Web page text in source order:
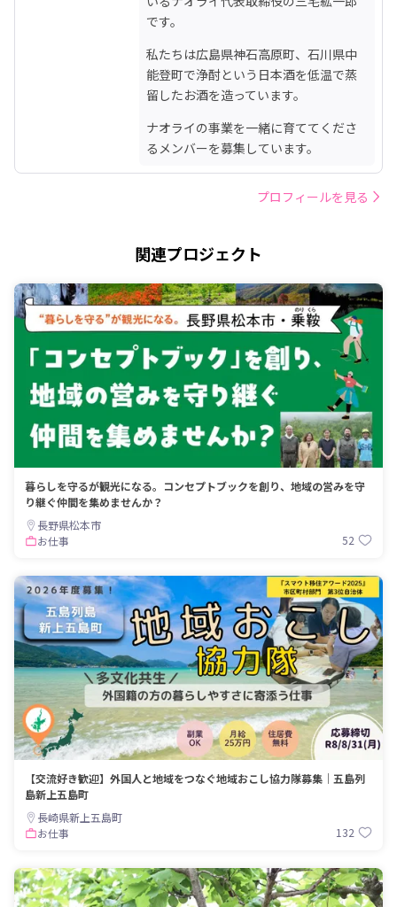
です。
私たちは広島県神石高原町、石川県中
能登町で浄酎という日本酒を低温で蒸
留したお酒を造っています。
ナオライの事業を一緒に育ててくださ
るメンバーを募集しています。
プロフィールを見る
関連プロジェクト
暮らしを守るが観光になる。コンセプトブックを創り、地域の営みを守
り継ぐ仲間を集めませんか？
長野県松本市
お仕事
52
【交流好き歓迎】外国人と地域をつなぐ地域おこし協力隊募集｜五島列
島新上五島町
長崎県新上五島町
お仕事
132